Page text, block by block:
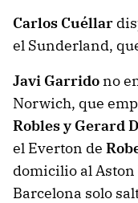
Carlos Cuéllar
el Sunderland,
Javi Garridono
Norwich, que
Robles y Gerard
el Everton de
domicilio al
Barcelona solo